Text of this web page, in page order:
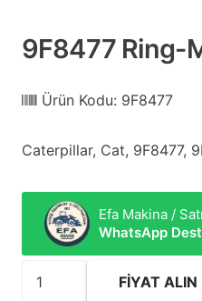
9F8477 Ring-
Ürün Kodu: 9F8477
Caterpillar, Cat, 9F8477,
Efa Makina /
WhatsApp
9F8477
FIYAT ALIN